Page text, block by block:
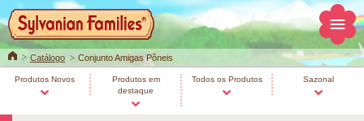
HomeCatálogo Conjunto Amigas Pôneis
Produtos Novos
Produtos em
destaque
Todos os Produtos Sazonal